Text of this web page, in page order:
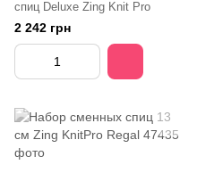
спиц Deluxe Zing Knit Pro
2 242 грн